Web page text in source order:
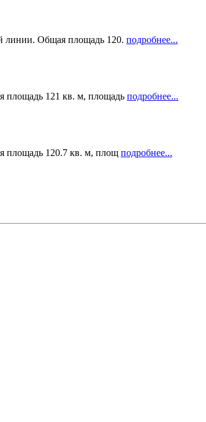
линии. Общая площадь 120. подробнее...
площадь 121 кв. м, площадь подробнее...
площадь 120.7 кв. м, площ подробнее...